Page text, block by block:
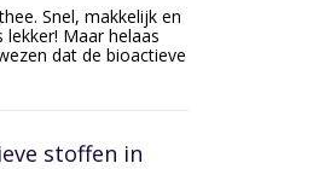
Snel, makkelijk en
Maar helaas
dat de bioactieve
stoffen in